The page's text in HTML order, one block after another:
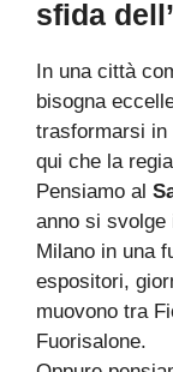
sfida
In una città
bisogna
trasformarsi in
qui che la
Pensiamo al
anno si
Milano in una
espositori,
muovono tra
Fuorisalone.